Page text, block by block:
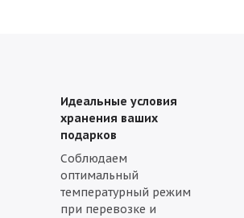
Идеальные условия
хранения ваших
подарков
Соблюдаем
оптимальный
температурный режим
при перевозке и